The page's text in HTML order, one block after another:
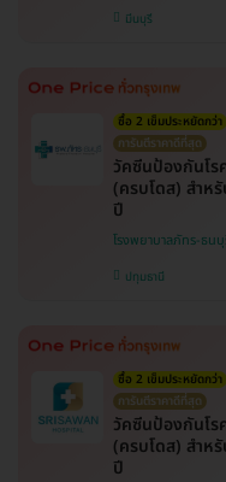
มีนบุรี
ซื้อ 2 เข็มประหยัดกว่า
การันตีราคาดีที่สุด
วัคซีนป้องกันโร
(ครบโดส) สำห
ปี
โรงพยาบาลภัทร-ธน
ปทุมธานี
ซื้อ 2 เข็มประหยัดกว่า
การันตีราคาดีที่สุด
วัคซีนป้องกันโร
(ครบโดส) สำห
ปี